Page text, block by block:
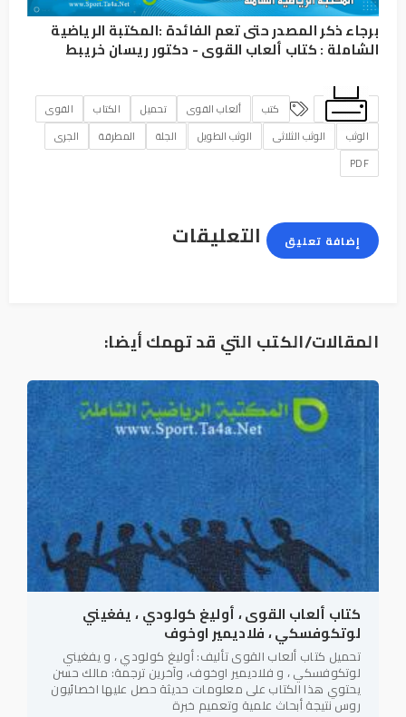
برجاء ذكر المصدر حتى تعم الفائدة :المكتبة الرياضية
الشاملة :كتاب ألعاب القوى - دكتور ريسان خريبط
كتب ألعاب القوى تحميل الكتاب
القوى
الوثب
الوثب الثلاثى الوثب الطويل الجلة المطرقة
الجرى
PDF
التعليقات إضافة تعليق
المقالات/الكتب التي قد تهمك أيضا:
كتاب ألعاب القوى ، أوليغ كولودي ، يفغيني
لوتكوفسكي ، فلاديمير اوخوف
تحميل كتاب ألعاب القوى تأليف: أوليغ كولودي ، و يفغيني
لوتكوفسكي ، و فلاديمير اوخوف، وآخرين ترجمة: مالك حسن
يحتوي هذا الكتاب على معلومات حديثة حصل عليها اخصائيون
روس نتيجة أبحاث علمية وتعميم خبرة